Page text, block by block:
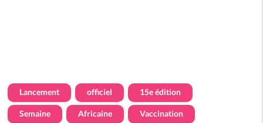
Lancement officiel 15e édition
Semaine Africaine Vaccination